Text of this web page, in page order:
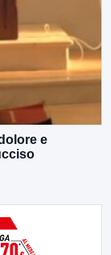
e